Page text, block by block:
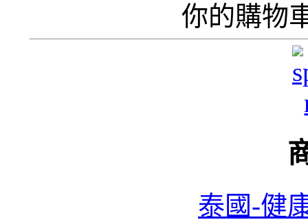
你的購物
泰國-健